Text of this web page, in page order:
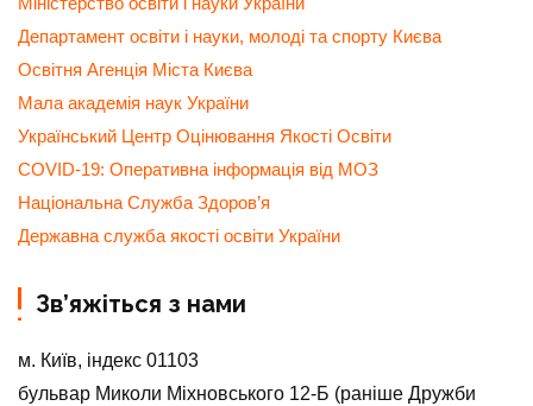
Департамент освіти і науки, молоді та спорту Києва
Освітня Агенція Міста Києва
Мала академія наук України
Український Центр Оцінювання Якості Освіти
COVID-19: Оперативна інформація від МОЗ
Національна Служба Здоров’я
Державна служба якості освіти України
Зв’яжіться з нами
м. Київ, індекс 01103
бульвар Миколи Міхновського 12-Б (раніше Дружби